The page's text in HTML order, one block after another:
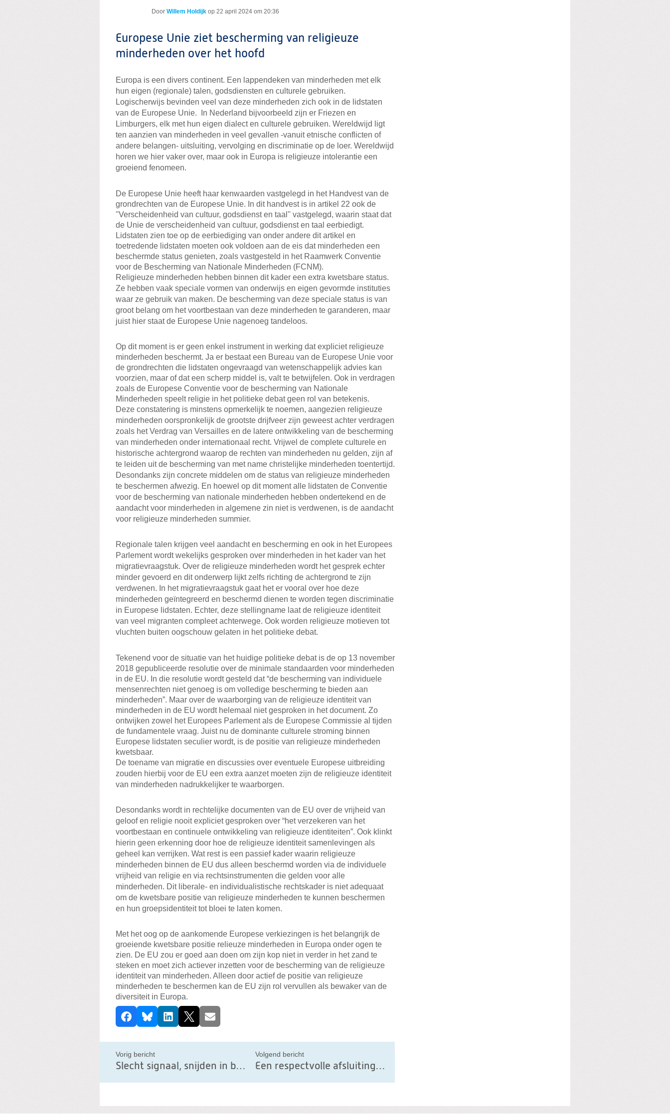
Door Willem Holdijk op 22 april 2024 om 20:36
Europese Unie ziet bescherming van religieuze
minderheden over het hoofd
Europa is een divers continent. Een lappendeken van minderheden met elk
hun eigen (regionale) talen, godsdiensten en culturele gebruiken.
Logischerwijs bevinden veel van deze minderheden zich ook in de lidstaten
van de Europese Unie. In Nederland bijvoorbeeld zijn er Friezen en
Limburgers, elk met hun eigen dialect en culturele gebruiken. Wereldwijd ligt
ten aanzien van minderheden in veel gevallen -vanuit etnische conflicten of
andere belangen- uitsluiting, vervolging en discriminatie op de loer. Wereldwijd
horen we hier vaker over, maar ook in Europa is religieuze intolerantie een
groeiend fenomeen.
De Europese Unie heeft haar kenwaarden vastgelegd in het Handvest van de
grondrechten van de Europese Unie. In dit handvest is in artikel 22 ook de
''Verscheidenheid van cultuur, godsdienst en taal'' vastgelegd, waarin staat dat
de Unie de verscheidenheid van cultuur, godsdienst en taal eerbiedigt.
Lidstaten zien toe op de eerbiediging van onder andere dit artikel en
toetredende lidstaten moeten ook voldoen aan de eis dat minderheden een
beschermde status genieten, zoals vastgesteld in het Raamwerk Conventie
voor de Bescherming van Nationale Minderheden (FCNM).
Religieuze minderheden hebben binnen dit kader een extra kwetsbare status.
Ze hebben vaak speciale vormen van onderwijs en eigen gevormde instituties
waar ze gebruik van maken. De bescherming van deze speciale status is van
groot belang om het voortbestaan van deze minderheden te garanderen, maar
juist hier staat de Europese Unie nagenoeg tandeloos.
Op dit moment is er geen enkel instrument in werking dat expliciet religieuze
minderheden beschermt. Ja er bestaat een Bureau van de Europese Unie voor
de grondrechten die lidstaten ongevraagd van wetenschappelijk advies kan
voorzien, maar of dat een scherp middel is, valt te betwijfelen. Ook in verdragen
zoals de Europese Conventie voor de bescherming van Nationale
Minderheden speelt religie in het politieke debat geen rol van betekenis.
Deze constatering is minstens opmerkelijk te noemen, aangezien religieuze
minderheden oorspronkelijk de grootste drijfveer zijn geweest achter verdragen
zoals het Verdrag van Versailles en de latere ontwikkeling van de bescherming
van minderheden onder internationaal recht. Vrijwel de complete culturele en
historische achtergrond waarop de rechten van minderheden nu gelden, zijn af
te leiden uit de bescherming van met name christelijke minderheden toentertijd.
Desondanks zijn concrete middelen om de status van religieuze minderheden
te beschermen afwezig. En hoewel op dit moment alle lidstaten de Conventie
voor de bescherming van nationale minderheden hebben ondertekend en de
aandacht voor minderheden in algemene zin niet is verdwenen, is de aandacht
voor religieuze minderheden summier.
Regionale talen krijgen veel aandacht en bescherming en ook in het Europees
Parlement wordt wekelijks gesproken over minderheden in het kader van het
migratievraagstuk. Over de religieuze minderheden wordt het gesprek echter
minder gevoerd en dit onderwerp lijkt zelfs richting de achtergrond te zijn
verdwenen. In het migratievraagstuk gaat het er vooral over hoe deze
minderheden geïntegreerd en beschermd dienen te worden tegen discriminatie
in Europese lidstaten. Echter, deze stellingname laat de religieuze identiteit
van veel migranten compleet achterwege. Ook worden religieuze motieven tot
vluchten buiten oogschouw gelaten in het politieke debat.
Tekenend voor de situatie van het huidige politieke debat is de op 13 november
2018 gepubliceerde resolutie over de minimale standaarden voor minderheden
in de EU. In die resolutie wordt gesteld dat “de bescherming van individuele
mensenrechten niet genoeg is om volledige bescherming te bieden aan
minderheden”. Maar over de waarborging van de religieuze identiteit van
minderheden in de EU wordt helemaal niet gesproken in het document. Zo
ontwijken zowel het Europees Parlement als de Europese Commissie al tijden
de fundamentele vraag. Juist nu de dominante culturele stroming binnen
Europese lidstaten seculier wordt, is de positie van religieuze minderheden
kwetsbaar.
De toename van migratie en discussies over eventuele Europese uitbreiding
zouden hierbij voor de EU een extra aanzet moeten zijn de religieuze identiteit
van minderheden nadrukkelijker te waarborgen.
Desondanks wordt in rechtelijke documenten van de EU over de vrijheid van
geloof en religie nooit expliciet gesproken over “het verzekeren van het
voortbestaan en continuele ontwikkeling van religieuze identiteiten”. Ook klinkt
hierin geen erkenning door hoe de religieuze identiteit samenlevingen als
geheel kan verrijken. Wat rest is een passief kader waarin religieuze
minderheden binnen de EU dus alleen beschermd worden via de individuele
vrijheid van religie en via rechtsinstrumenten die gelden voor alle
minderheden. Dit liberale- en individualistische rechtskader is niet adequaat
om de kwetsbare positie van religieuze minderheden te kunnen beschermen
en hun groepsidentiteit tot bloei te laten komen.
Met het oog op de aankomende Europese verkiezingen is het belangrijk de
groeiende kwetsbare positie relieuze minderheden in Europa onder ogen te
zien. De EU zou er goed aan doen om zijn kop niet in verder in het zand te
steken en moet zich actiever inzetten voor de bescherming van de religieuze
identiteit van minderheden. Alleen door actief de positie van religieuze
minderheden te beschermen kan de EU zijn rol vervullen als bewaker van de
diversiteit in Europa.
D
e
e
l
d
b
FacebookBlueskyLinkedIn
X E-mail
Vorig bericht
Slecht signaal, snijden in budget bevrijdingsfeest
Volgend bericht
Een respectvolle afsluiting van het leven